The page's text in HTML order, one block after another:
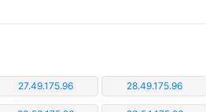
27.49.175.96 28.49.175.96